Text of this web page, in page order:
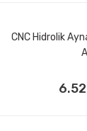
CNC Hidrolik